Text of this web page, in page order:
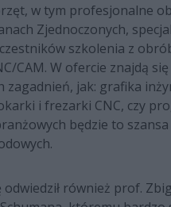
w tym profesjonalne
Zjednoczonych,
szkolenia z
CAM. W ofercie znajdą
zagadnień, jak: grafika
i frezarki CNC, czy
będzie to
odwiedził również prof.